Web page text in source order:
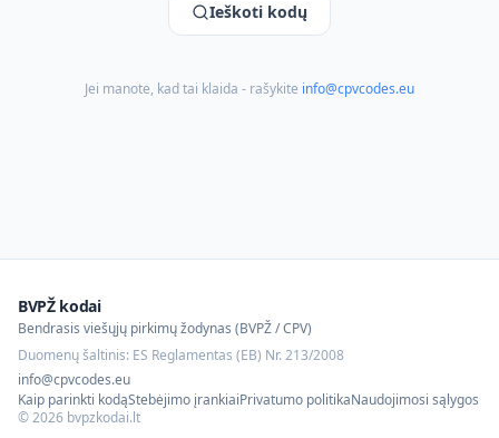
Ieškoti kodų
Jei manote, kad tai klaida - rašykite info@cpvcodes.eu
BVPŽ kodai
Bendrasis viešųjų pirkimų žodynas (BVPŽ / CPV)
Duomenų šaltinis: ES Reglamentas (EB) Nr. 213/2008
info@cpvcodes.eu
Kaip parinkti kodąStebėjimo įrankiaiPrivatumo politikaNaudojimosi sąlygos
©2026 bvpzkodai.lt